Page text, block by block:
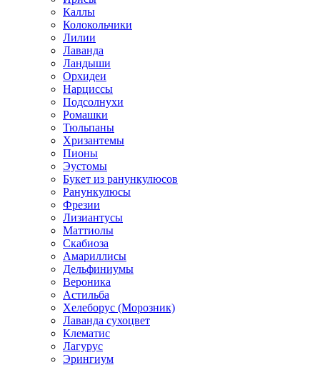
Каллы
Колокольчики
Лилии
Лаванда
Ландыши
Орхидеи
Нарциссы
Подсолнухи
Ромашки
Тюльпаны
Хризантемы
Пионы
Эустомы
Букет из ранункулюсов
Ранункулюсы
Фрезии
Лизиантусы
Маттиолы
Скабиоза
Амариллисы
Дельфиниумы
Вероника
Астильба
Хелеборус (Морозник)
Лаванда сухоцвет
Клематис
Лагурус
Эрингиум